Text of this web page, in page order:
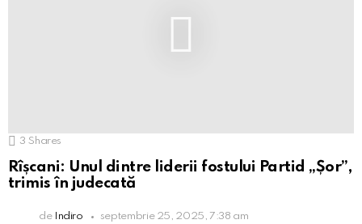
3 Shares
Rîșcani: Unul dintre liderii fostului Partid „Șor”,
trimis în judecată
de Indiro septembrie 25, 2025, 7:38 am